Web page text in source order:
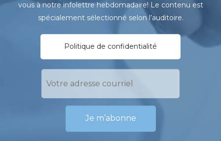
vous à notre infolettre hebdomadaire! Le contenu est
spécialement sélectionné selon l’auditoire.
Politique de confidentialité